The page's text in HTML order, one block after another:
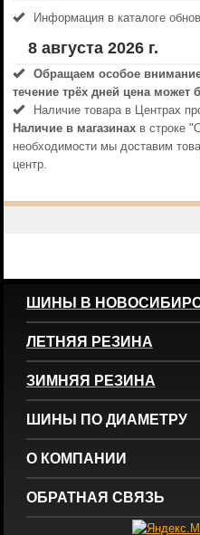
Информация в каталоге
8 августа 2026 г.
Обращаем особое
течениe трёх дней цена может
Наличие товара в Центрах
Наличие в магазинахв строке
необходимости мы доставим
центр.
ШИНЫ В
ЛЕТНЯЯ РЕЗИНА
ЗИМНЯЯ РЕЗИНА
ШИНЫ ПО ДИАМЕТРУ
О КОМПАНИИ
ОБРАТНАЯ СВЯЗЬ